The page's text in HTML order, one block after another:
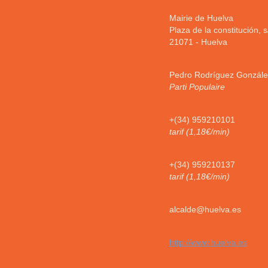
Mairie de Huelva
Plaza de la constitución,
21071 - Huelva
Pedro Rodríguez
Parti Populaire
+(34) 959210101
tarif (1,18€/min)
+(34) 959210137
tarif (1,18€/min)
alcalde@huelva.es
http://www.huelva.es